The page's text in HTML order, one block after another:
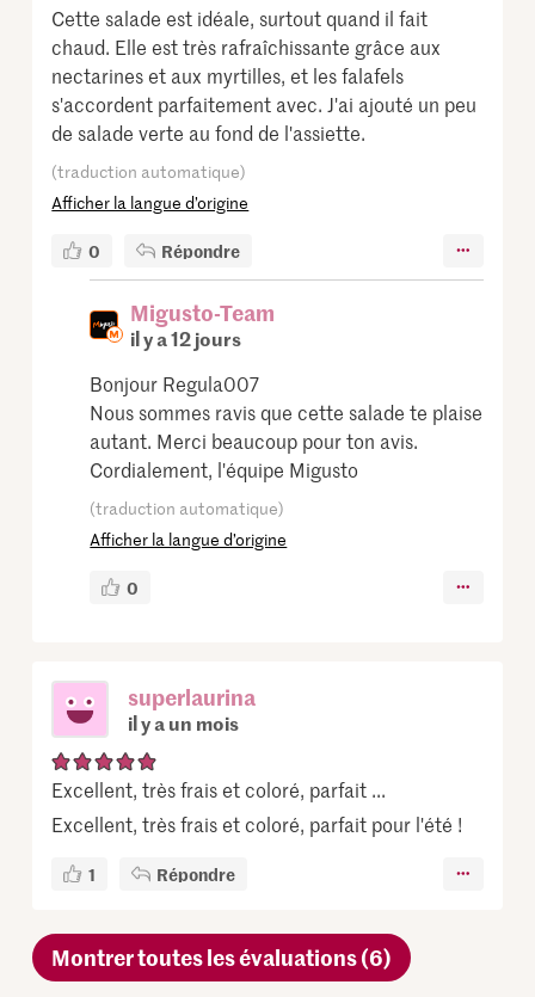
Cette salade est idéale, surtout quand il fait
chaud. Elle est très rafraîchissante grâce aux
nectarines et aux myrtilles, et les falafels
s'accordent parfaitement avec. J'ai ajouté un peu
de salade verte au fond de l'assiette.
(traduction automatique)
Afficher la langue d’origine
0 Répondre
Migusto-Team
il y a 12 jours
Bonjour Regula007
Nous sommes ravis que cette salade te plaise
autant. Merci beaucoup pour ton avis.
Cordialement, l'équipe Migusto
(traduction automatique)
Afficher la langue d’origine
0
superlaurina
il y a un mois
Excellent, très frais et coloré, parfait ...
Excellent, très frais et coloré, parfait pour l'été !
1 Répondre
Montrer toutes les évaluations (6)